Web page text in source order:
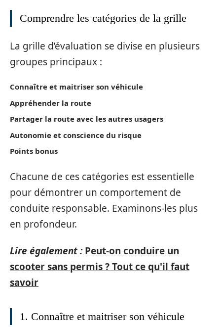
Comprendre les catégories de la grille
La grille d’évaluation se divise en plusieurs
groupes principaux :
Connaître et maitriser son véhicule
Appréhender la route
Partager la route avec les autres usagers
Autonomie et conscience du risque
Points bonus
Chacune de ces catégories est essentielle
pour démontrer un comportement de
conduite responsable. Examinons-les plus
en profondeur.
Lire également : Peut-on conduire un
scooter sans permis ? Tout ce qu'il faut
savoir
1. Connaître et maitriser son véhicule